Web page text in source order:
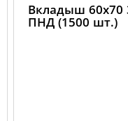
Вкладыш 60х70
ПНД (1500 шт.)